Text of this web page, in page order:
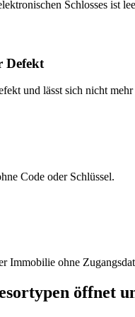
Schlosses ist
Defekt
und lässt sich nicht
Code oder Schlüssel.
Immobilie ohne
öffnet